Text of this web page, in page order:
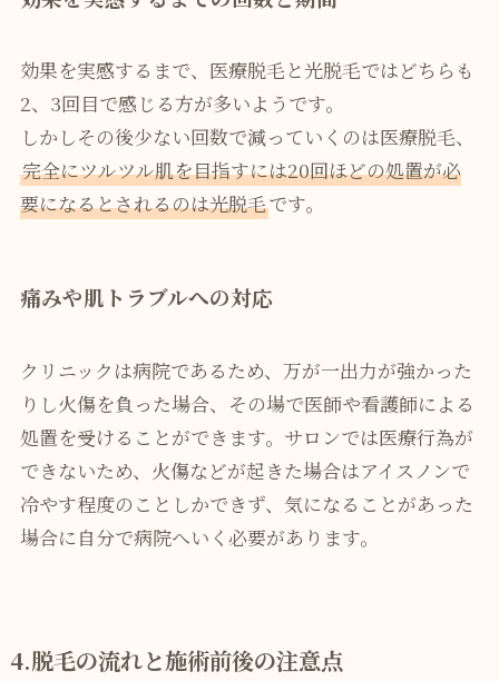
効果を実感するまで、医療脱毛と光脱毛ではどちらも
2、3回目で感じる方が多いようです。
しかしその後少ない回数で減っていくのは医療脱毛、
完全にツルツル肌を目指すには20回ほどの処置が必
要になるとされるのは光脱毛です。
痛みや肌トラブルへの対応
クリニックは病院であるため、万が一出力が強かった
りし火傷を負った場合、その場で医師や看護師による
処置を受けることができます。サロンでは医療行為が
できないため、火傷などが起きた場合はアイスノンで
冷やす程度のことしかできず、気になることがあった
場合に自分で病院へいく必要があります。
4.脱毛の流れと施術前後の注意点